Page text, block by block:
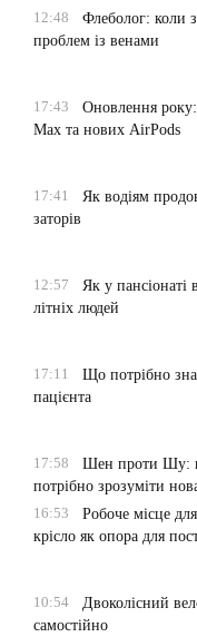
12:48
Флеболог: коли
проблем із венами
17:43
Оновлення
Max та нових AirPods
17:41
Як водіям
заторів
12:57
Як у пансіонаті
літніх людей
17:11
Що потрібно
пацієнта
17:58
Шен проти Шу:
потрібно зрозуміти
16:53
Робоче місце
крісло як опора для
10:54
Двоколісний
самостійно